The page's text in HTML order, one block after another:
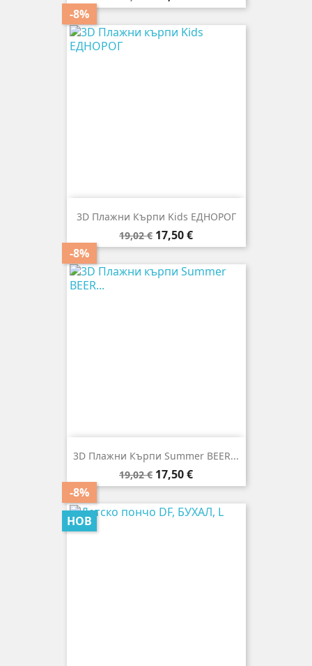
цена
-8%
3D Плажни Кърпи Kids ЕДНОРОГ
Редовна
цена
19,02 €
-8%
Цена
17,50 €
3D Плажни Кърпи Summer BEER...
Редовна
цена
19,02 €
-8%
Цена
17,50 €
НОВ